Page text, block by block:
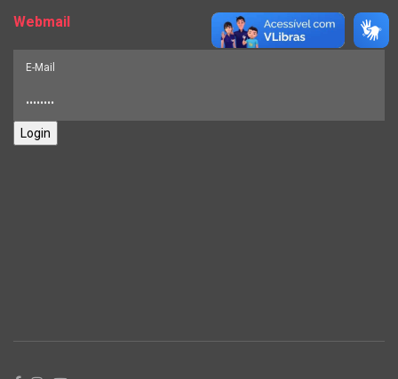
Webmail
Login